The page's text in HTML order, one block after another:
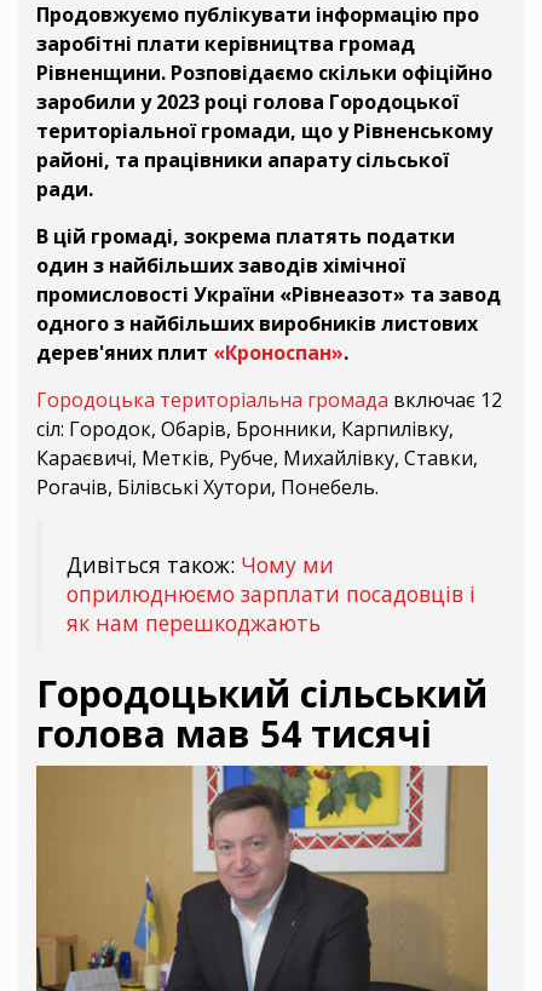
Продовжуємо публікувати інформацію про
заробітні плати керівництва громад
Рівненщини. Розповідаємо скільки офіційно
заробили у 2023 році голова Городоцької
територіальної громади, що у Рівненському
районі, та працівники апарату сільської
ради.
В цій громаді, зокрема платять податки
один з найбільших заводів хімічної
промисловості України «Рівнеазот» та завод
одного з найбільших виробників листових
дерев'яних плит «Кроноспан».
Городоцька територіальна громада включає 12
сіл: Городок, Обарів, Бронники, Карпилівку,
Караєвичі, Метків, Рубче, Михайлівку, Ставки,
Рогачів, Білівські Хутори, Понебель.
Дивіться також: Чому ми
оприлюднюємо зарплати посадовців і
як нам перешкоджають
Городоцький сільський
голова мав 54 тисячі